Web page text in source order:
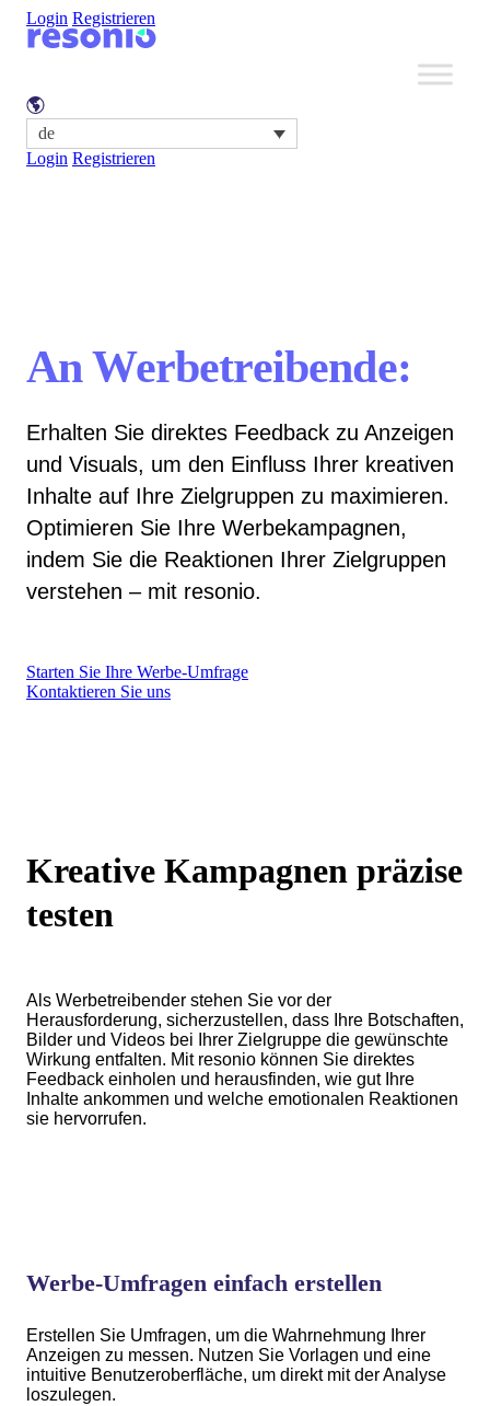
Login Registrieren
de
Login Registrieren
An Werbetreibende:
Erhalten Sie direktes Feedback zu Anzeigen
und Visuals, um den Einfluss Ihrer kreativen
Inhalte auf Ihre Zielgruppen zu maximieren.
Optimieren Sie Ihre Werbekampagnen,
indem Sie die Reaktionen Ihrer Zielgruppen
verstehen – mit resonio.
Starten Sie Ihre Werbe-Umfrage
Kontaktieren Sie uns
Kreative Kampagnen präzise
testen
Als Werbetreibender stehen Sie vor der
Herausforderung, sicherzustellen, dass Ihre Botschaften,
Bilder und Videos bei Ihrer Zielgruppe die gewünschte
Wirkung entfalten. Mit resonio können Sie direktes
Feedback einholen und herausfinden, wie gut Ihre
Inhalte ankommen und welche emotionalen Reaktionen
sie hervorrufen.
Werbe-Umfragen einfach erstellen
Erstellen Sie Umfragen, um die Wahrnehmung Ihrer
Anzeigen zu messen. Nutzen Sie Vorlagen und eine
intuitive Benutzeroberfläche, um direkt mit der Analyse
loszulegen.